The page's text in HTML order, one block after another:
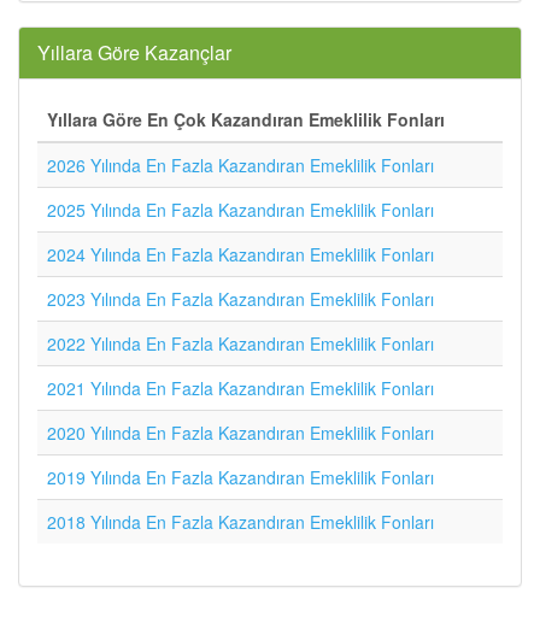
Yıllara Göre Kazançlar
Yıllara Göre En Çok Kazandıran Emeklilik Fonları
2026 Yılında En Fazla Kazandıran Emeklilik Fonları
2025 Yılında En Fazla Kazandıran Emeklilik Fonları
2024 Yılında En Fazla Kazandıran Emeklilik Fonları
2023 Yılında En Fazla Kazandıran Emeklilik Fonları
2022 Yılında En Fazla Kazandıran Emeklilik Fonları
2021 Yılında En Fazla Kazandıran Emeklilik Fonları
2020 Yılında En Fazla Kazandıran Emeklilik Fonları
2019 Yılında En Fazla Kazandıran Emeklilik Fonları
2018 Yılında En Fazla Kazandıran Emeklilik Fonları